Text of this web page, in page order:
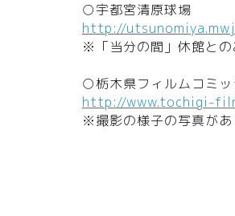
○宇都宮清原球場
http://
※「当分の間」休館との
○栃木県フィルムコミッ
http://www.tochigi-
※撮影の様子の写真があ